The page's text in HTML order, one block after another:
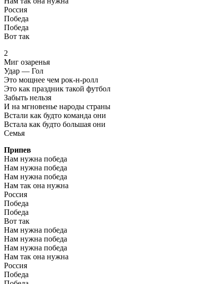
Россия
Победа
Победа
Вот так
2
Миг озаренья
Удар — Гол
Это мощнее чем рок-н-ролл
Это как праздник такой футбол
Забыть нельзя
И на мгновенье народы страны
Встали как будто команда они
Встала как будто большая они
Семья
Припев
Нам нужна победа
Нам нужна победа
Нам нужна победа
Нам так она нужна
Россия
Победа
Победа
Вот так
Нам нужна победа
Нам нужна победа
Нам нужна победа
Нам так она нужна
Россия
Победа